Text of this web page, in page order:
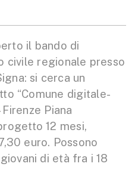
il bando di
civile regionale presso
si cerca un
“Comune digitale-
Piana
12 mesi,
euro. Possono
di età fra i 18